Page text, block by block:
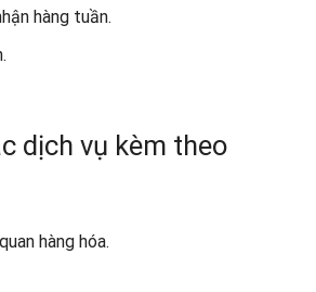
hàng tuần.
dịch vụ kèm theo
hàng hóa.